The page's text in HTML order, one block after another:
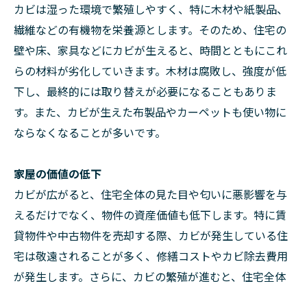
カビは湿った環境で繁殖しやすく、特に木材や紙製品、
繊維などの有機物を栄養源とします。そのため、住宅の
壁や床、家具などにカビが生えると、時間とともにこれ
らの材料が劣化していきます。木材は腐敗し、強度が低
下し、最終的には取り替えが必要になることもありま
す。また、カビが生えた布製品やカーペットも使い物に
ならなくなることが多いです。
家屋の価値の低下
カビが広がると、住宅全体の見た目や匂いに悪影響を与
えるだけでなく、物件の資産価値も低下します。特に賃
貸物件や中古物件を売却する際、カビが発生している住
宅は敬遠されることが多く、修繕コストやカビ除去費用
が発生します。さらに、カビの繁殖が進むと、住宅全体